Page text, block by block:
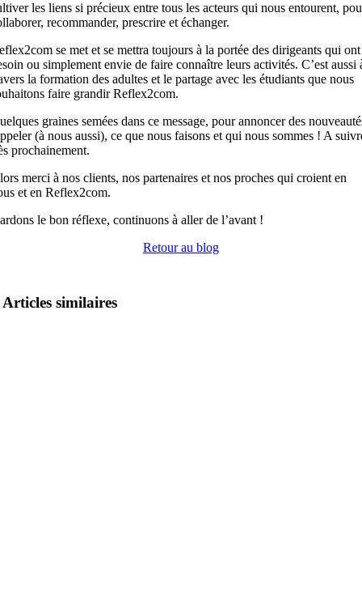
les liens si précieux entre tous les acteurs qui nous entourent,
recommander, prescrire et échanger.
se met et se mettra toujours à la portée des dirigeants qui ont
ou simplement envie de faire connaître leurs activités. C’est aussi
la formation des adultes et le partage avec les étudiants que nous
faire grandir Reflex2com.
graines semées dans ce message, pour annoncer des
(à nous aussi), ce que nous faisons et qui nous sommes ! A
prochainement.
merci à nos clients, nos partenaires et nos proches qui croient en
et en Reflex2com.
le bon réflexe, continuons à aller de l’avant !
Retour au blog
Articles similaires